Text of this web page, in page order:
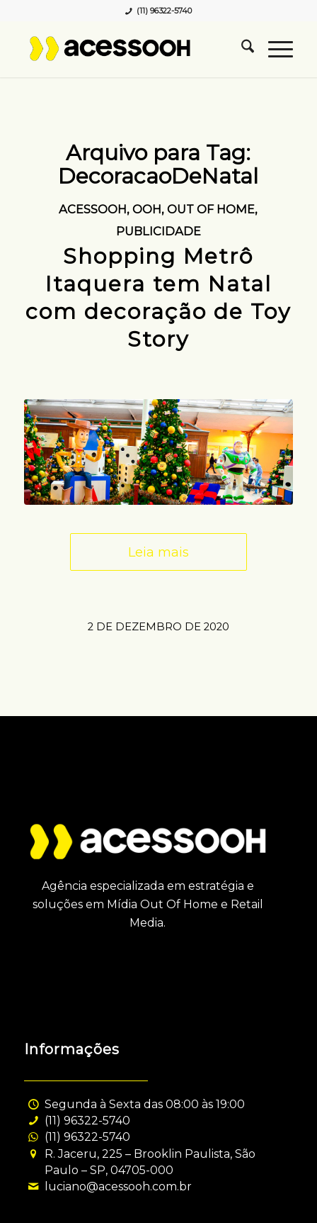
(11) 96322-5740
Arquivo para Tag:
DecoracaoDeNatal
ACESSOOH,OOH,OUT OF HOME,
PUBLICIDADE
Shopping Metrô
Itaquera tem Natal
com decoração de Toy
Story
Leia mais
2 DE DEZEMBRO DE 2020
Agência especializada em estratégia e
soluções em Mídia Out Of Home e Retail
Media.
Informações
Segunda à Sexta das 08:00 às 19:00
(11) 96322-5740
(11) 96322-5740
R. Jaceru, 225 – Brooklin Paulista, São
Paulo – SP, 04705-000
luciano@acessooh.com.br